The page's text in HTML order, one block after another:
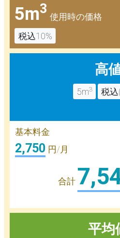
5m3
使用時の価格
税込10%
高
5m3 税込
基本料金
2,750 円/月
合計
平均